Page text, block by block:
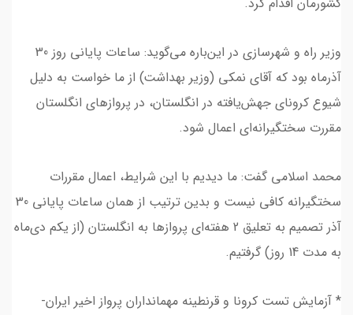
‌وزیر راه و شهرسازی در این‌باره می‌گوید: ‌ساعات پایانی روز 30
آذرماه بود که آقای نمکی (وزیر بهداشت) از ما خواست به دلیل
شیوع کرونای جهش‌یافته در انگلستان، در پروازهای انگلستان
مقررت سختگیرانه‌ای اعمال شود.
محمد اسلامی گفت: ما دیدیم با این شرایط، اعمال مقررات
سختگیرانه کافی نیست و بدین ترتیب از‌ همان ساعات پایانی 30
آذر تصمیم به تعلیق 2 هفته‌ای پروازها به انگلستان (از یکم دی‌ماه
به مدت 14 روز) گرفتیم.
* آزمایش تست کرونا و قرنطینه مهمانداران پرواز اخیر ایران-